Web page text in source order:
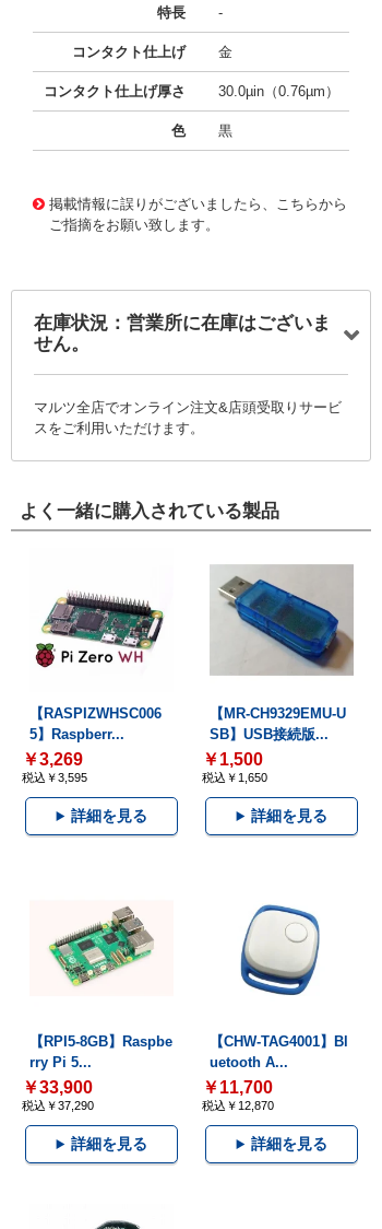
特長 -
コンタクト仕上げ 金
コンタクト仕上げ厚さ 30.0µin（0.76µm）
色 黒
掲載情報に誤りがございましたら、こちらから
ご指摘をお願い致します。
在庫状況：営業所に在庫はございま
せん。
マルツ全店でオンライン注文&店頭受取りサービ
スをご利用いただけます。
よく一緒に購入されている製品
【RASPIZWHSC006
5】Raspberr...
￥3,269
税込￥3,595
詳細を見る
【MR-CH9329EMU-U
SB】USB接続版...
￥1,500
税込￥1,650
詳細を見る
【RPI5-8GB】Raspbe
rry Pi 5...
￥33,900
税込￥37,290
詳細を見る
【CHW-TAG4001】Bl
uetooth A...
￥11,700
税込￥12,870
詳細を見る